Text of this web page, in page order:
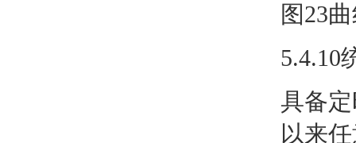
图23
5.4.10
具备
以来